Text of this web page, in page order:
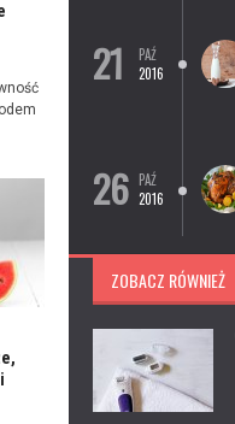
21
PAŹ
2016
26 PAŹ
2016
ZOBACZ RÓWNIEŻ